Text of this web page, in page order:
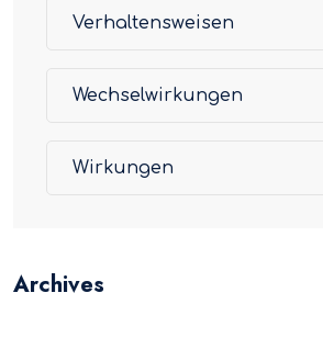
Verhaltensweisen
Wechselwirkungen
Wirkungen
Archives